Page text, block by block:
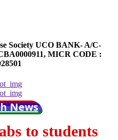
Society UCO BANK- A/C-
MICR CODE :
News
to students